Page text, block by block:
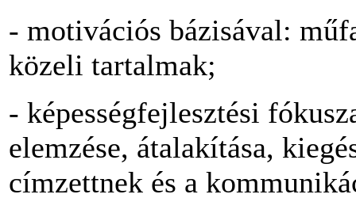
- motivációs bázisával:
közeli tartalmak;
- képességfejlesztési
elemzése, átalakítása,
címzettnek és a